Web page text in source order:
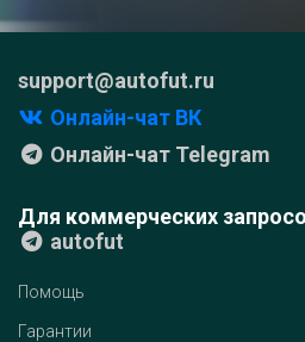
support@autofut.ru
Онлайн-чат ВК
Онлайн-чат Telegram
Для коммерческих
autofut
Помощь
Гарантии